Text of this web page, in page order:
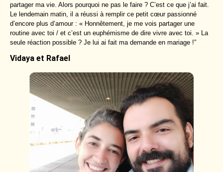
partager ma vie. Alors pourquoi ne pas le faire ? C’est ce que j’ai fait.
Le lendemain matin, il a réussi à remplir ce petit cœur passionné
d’encore plus d’amour : « Honnêtement, je me vois partager une
routine avec toi / et c’est un euphémisme de dire vivre avec toi. » La
seule réaction possible ? Je lui ai fait ma demande en mariage !”
Vidaya et Rafael